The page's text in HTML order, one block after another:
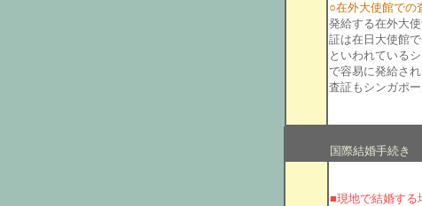
○在外大使館での
発給する在外大
証は在日大使館
といわれている
で容易に発給さ
査証もシンガポ
国際結婚手続き
■現地で結婚する